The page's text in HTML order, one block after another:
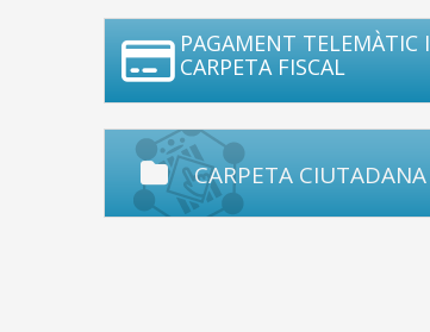
PAGAMENT TELEMÀTIC I
CARPETA FISCAL
CARPETA CIUTADANA